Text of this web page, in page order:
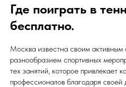
Где поиграть в
бесплатно.
Москва известна своим
разнообразием спортивных
тех занятий, которое привлекает
профессионалов благодаря своей